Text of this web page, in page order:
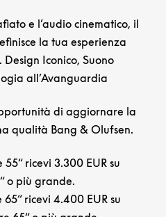
e l’audio cinematico, il
la tua esperienza
Iconico, Suono
all’Avanguardia
di aggiornare la
qualità Bang & Olufsen.
55“ ricevi 3.300 EUR su
o più grande.
65“ ricevi 4.400 EUR su